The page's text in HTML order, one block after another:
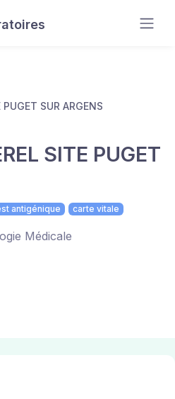
SUR ARGENS
SITE PUGET
antigénique carte vitale
Médicale